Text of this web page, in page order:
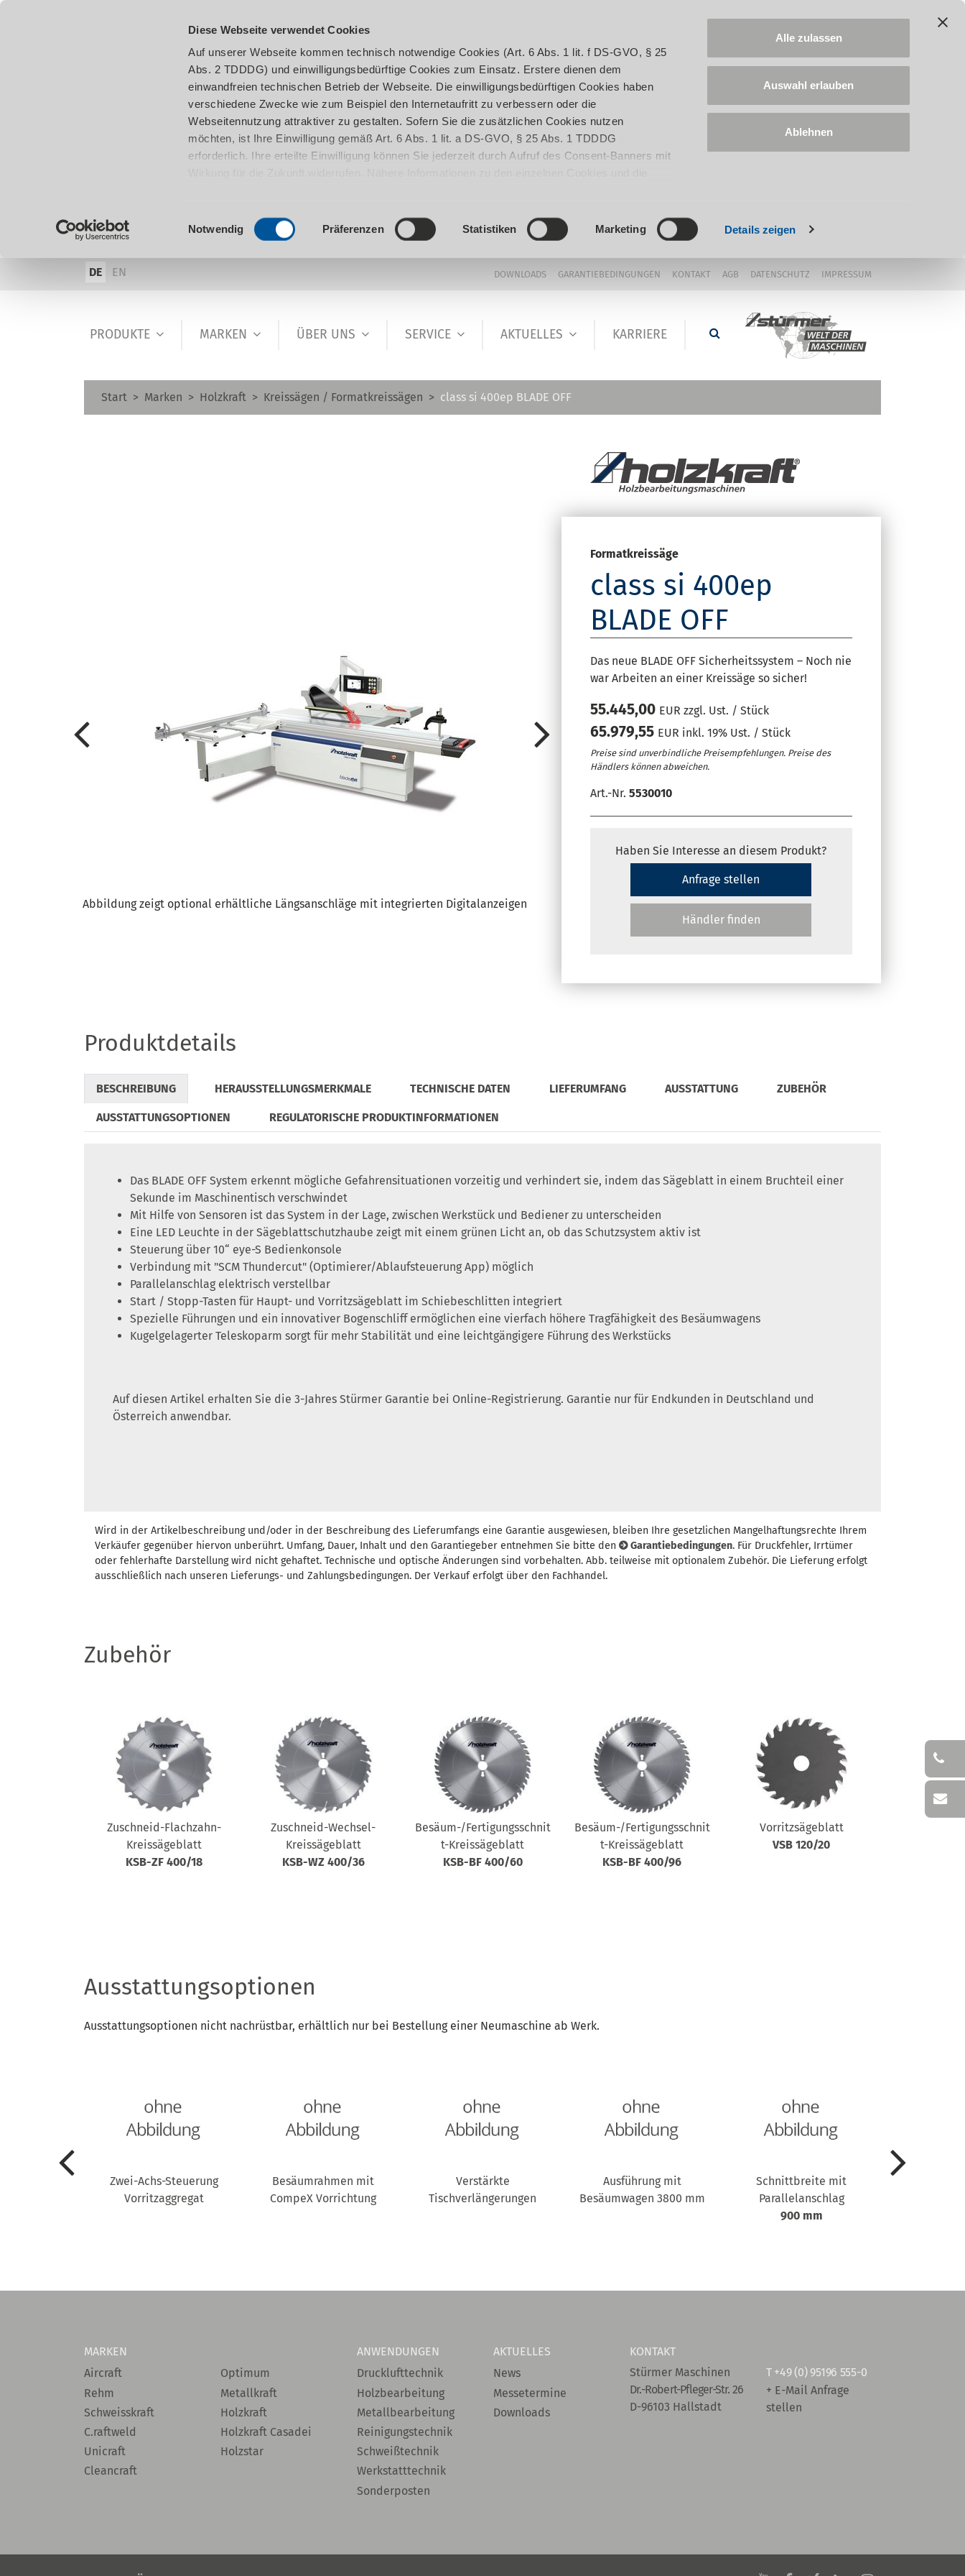
Diese Webseite verwendet Cookies
Auf unserer Webseite kommen technisch notwendige Cookies (Art. 6 Abs. 1 lit. f DS-GVO, § 25
Abs. 2 TDDDG) und einwilligungsbedürftige Cookies zum Einsatz. Erstere dienen dem
einwandfreien technischen Betrieb der Webseite. Die einwilligungsbedürftigen Cookies haben
verschiedene Zwecke wie zum Beispiel den Internetaufritt zu verbessern oder die
Webseitennutzung attraktiver zu gestalten. Sofern Sie die zusätzlichen Cookies nutzen
möchten, ist Ihre Einwilligung gemäß Art. 6 Abs. 1 lit. a DS-GVO, § 25 Abs. 1 TDDDG
erforderlich. Ihre erteilte Einwilligung können Sie jederzeit durch Aufruf des Consent-Banners mit
Einwilligungsauswahl
Notwendig Präferenzen Statistiken Marketing Details zeigen
Alle zulassen
Auswahl erlauben
Ablehnen
DE EN DOWNLOADS GARANTIEBEDINGUNGEN KONTAKT AGB DATENSCHUTZ IMPRESSUM
PRODUKTE MARKEN ÜBER UNS SERVICE AKTUELLES KARRIERE
Start Marken Holzkraft Kreissägen / Formatkreissägen class si 400ep BLADE OFF
Abbildung zeigt optional erhältliche Längsanschläge mit integrierten Digitalanzeigen
Verbindung zwischen Maschinen, die zum gleichen Pool gehören möglich,
Verbindung mit "SCM Thundercut" möglich
Formatkreissäge
class si 400ep
BLADE OFF
Das neue BLADE OFF Sicherheitssystem – Noch nie
war Arbeiten an einer Kreissäge so sicher!
55.445,00 EUR zzgl. Ust. / Stück
65.979,55 EUR inkl. 19% Ust. / Stück
Preise sind unverbindliche Preisempfehlungen. Preise des
Händlers können abweichen.
Art.-Nr. 5530010
Haben Sie Interesse an diesem Produkt?
Anfrage stellen
Händler finden
Produktdetails
BESCHREIBUNG HERAUSSTELLUNGSMERKMALE TECHNISCHE DATEN LIEFERUMFANG AUSSTATTUNG ZUBEHÖR
AUSSTATTUNGSOPTIONEN REGULATORISCHE PRODUKTINFORMATIONEN
Das BLADE OFF System erkennt mögliche Gefahrensituationen vorzeitig und verhindert sie, indem das Sägeblatt in einem Bruchteil einer
Sekunde im Maschinentisch verschwindet
Mit Hilfe von Sensoren ist das System in der Lage, zwischen Werkstück und Bediener zu unterscheiden
Eine LED Leuchte in der Sägeblattschutzhaube zeigt mit einem grünen Licht an, ob das Schutzsystem aktiv ist
Steuerung über 10“ eye-S Bedienkonsole
Verbindung mit "SCM Thundercut" (Optimierer/Ablaufsteuerung App) möglich
Parallelanschlag elektrisch verstellbar
Start / Stopp-Tasten für Haupt- und Vorritzsägeblatt im Schiebeschlitten integriert
Spezielle Führungen und ein innovativer Bogenschliff ermöglichen eine vierfach höhere Tragfähigkeit des Besäumwagens
Kugelgelagerter Teleskoparm sorgt für mehr Stabilität und eine leichtgängigere Führung des Werkstücks
Auf diesen Artikel erhalten Sie die 3-Jahres Stürmer Garantie bei Online-Registrierung. Garantie nur für Endkunden in Deutschland und
Österreich anwendbar.
Wird in der Artikelbeschreibung und/oder in der Beschreibung des Lieferumfangs eine Garantie ausgewiesen, bleiben Ihre gesetzlichen Mangelhaftungsrechte Ihrem
Verkäufer gegenüber hiervon unberührt. Umfang, Dauer, Inhalt und den Garantiegeber entnehmen Sie bitte den
Garantiebedingungen. Für Druckfehler, Irrtümer
oder fehlerhafte Darstellung wird nicht gehaftet. Technische und optische Änderungen sind vorbehalten. Abb. teilweise mit optionalem Zubehör. Die Lieferung erfolgt
ausschließlich nach unseren Lieferungs- und Zahlungsbedingungen. Der Verkauf erfolgt über den Fachhandel.
Zubehör
Zuschneid-Flachzahn-
Kreissägeblatt
KSB-ZF 400/18
Zuschneid-Wechsel-
Kreissägeblatt
KSB-WZ 400/36
Besäum-/Fertigungsschnit
t-Kreissägeblatt
KSB-BF 400/60
Besäum-/Fertigungsschnit
t-Kreissägeblatt
KSB-BF 400/96
Vorritzsägeblatt
VSB 120/20
Ausstattungsoptionen
Ausstattungsoptionen nicht nachrüstbar, erhältlich nur bei Bestellung einer Neumaschine ab Werk.
Zwei-Achs-Steuerung
Vorritzaggregat
Besäumrahmen mit
CompeX Vorrichtung
Verstärkte
Tischverlängerungen
Ausführung mit
Besäumwagen 3800 mm
Schnittbreite mit
Parallelanschlag
900 mm
MARKEN
Aircraft
Rehm
Schweisskraft
C.raftweld
Unicraft
Cleancraft
Optimum
Metallkraft
Holzkraft
Holzkraft Casadei
Holzstar
ANWENDUNGEN
Drucklufttechnik
Holzbearbeitung
Metallbearbeitung
Reinigungstechnik
Schweißtechnik
Werkstatttechnik
Sonderposten
AKTUELLES
News
Messetermine
Downloads
KONTAKT
Stürmer Maschinen
Dr.-Robert-Pfleger-Str. 26
D-96103 Hallstadt
T +49 (0) 95196 555-0
+ E-Mail Anfrage
stellen